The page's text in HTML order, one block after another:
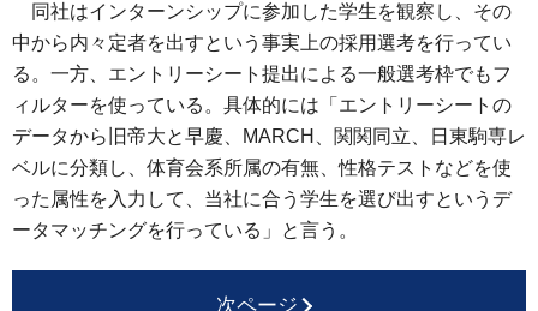
同社はインターンシップに参加した学生を観察し、その
中から内々定者を出すという事実上の採用選考を行ってい
る。一方、エントリーシート提出による一般選考枠でもフ
ィルターを使っている。具体的には「エントリーシートの
データから旧帝大と早慶、MARCH、関関同立、日東駒専レ
ベルに分類し、体育会系所属の有無、性格テストなどを使
った属性を入力して、当社に合う学生を選び出すというデ
ータマッチングを行っている」と言う。
次ページ